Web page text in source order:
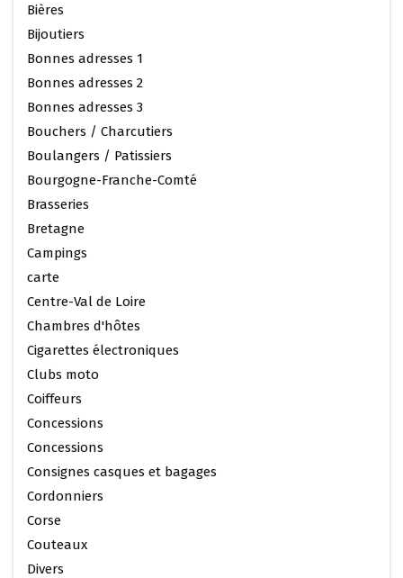
Bières
Bijoutiers
Bonnes adresses 1
Bonnes adresses 2
Bonnes adresses 3
Bouchers / Charcutiers
Boulangers / Patissiers
Bourgogne-Franche-Comté
Brasseries
Bretagne
Campings
carte
Centre-Val de Loire
Chambres d'hôtes
Cigarettes électroniques
Clubs moto
Coiffeurs
Concessions
Concessions
Consignes casques et bagages
Cordonniers
Corse
Couteaux
Divers